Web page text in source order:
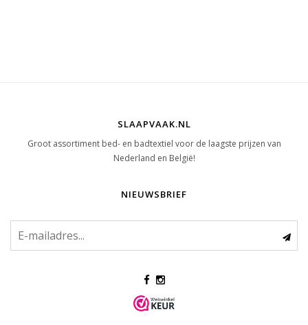
SLAAPVAAK.NL
Groot assortiment bed- en badtextiel voor de laagste prijzen van
Nederland en België!
NIEUWSBRIEF